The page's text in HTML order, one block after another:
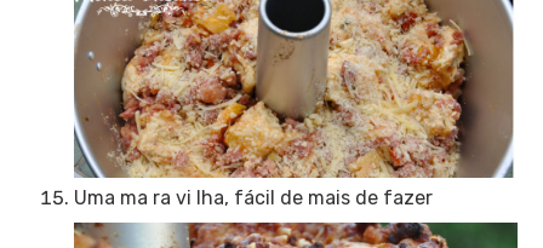
Uma ma ra vi lha, fácil de mais de fazer